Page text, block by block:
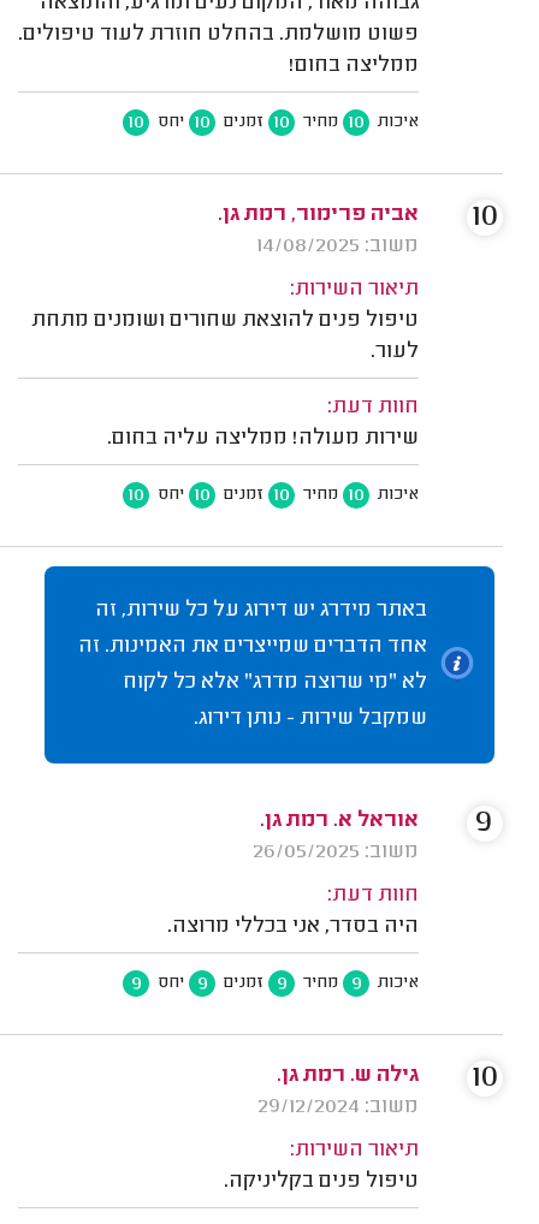
פשוט מושלמת. בהחלט חוזרת לעוד טיפולים.
ממליצה בחום!
איכות 10 מחיר 10 זמנים 10 יחס 10
אביה פרימור, רמת גן.
משוב: 14/08/2025
תיאור השירות:
טיפול פנים להוצאת שחורים ושומנים מתחת
לעור.
חוות דעת:
שירות מעולה! ממליצה עליה בחום.
איכות 10 מחיר 10 זמנים 10 יחס 10
10
באתר מידרג יש דירוג על כל שירות, זה
אחד הדברים שמייצרים את האמינות. זה
לא "מי שרוצה מדרג" אלא כל לקוח
שמקבל שירות - נותן דירוג.
אוראל א. רמת גן.
משוב: 26/05/2025
חוות דעת:
היה בסדר, אני בכללי מרוצה.
איכות 9 מחיר 9 זמנים 9 יחס 9
9
גילה ש. רמת גן.
משוב: 29/12/2024
תיאור השירות:
טיפול פנים בקליניקה.
10